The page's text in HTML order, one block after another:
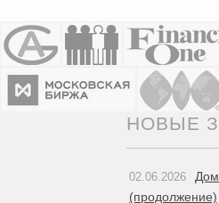
НОВЫЕ
02.06.2026
(продолжение)